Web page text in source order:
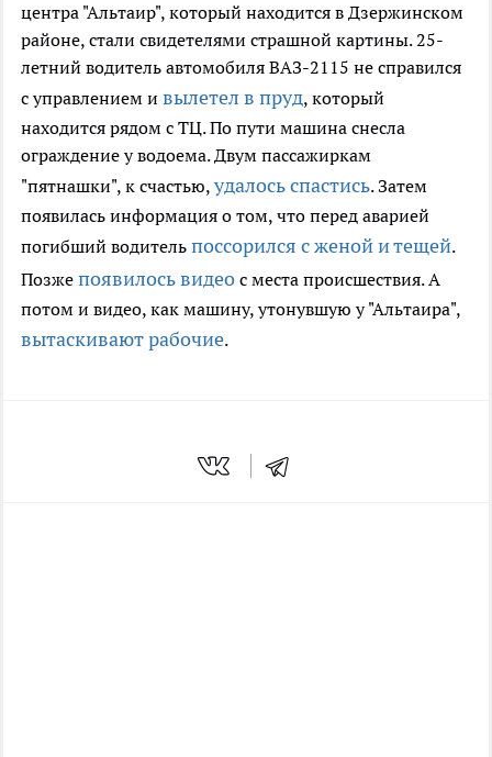
центра "Альтаир", который находится в Дзержинском
районе, стали свидетелями страшной картины. 25-
летний водитель автомобиля ВАЗ-2115 не справился
с управлением и вылетел в пруд, который
находится рядом с ТЦ. По пути машина снесла
ограждение у водоема. Двум пассажиркам
"пятнашки", к счастью, удалось спастись. Затем
появилась информация о том, что перед аварией
погибший водитель поссорился с женой и тещей.
Позже появилось видео с места происшествия. А
потом и видео, как машину, утонувшую у "Альтаира",
вытаскивают рабочие.